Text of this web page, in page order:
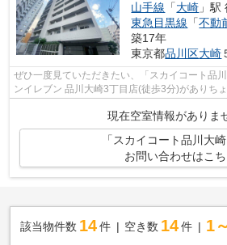
山手線 「大崎 」駅
東急目黒線 「不動
築17年
東京都品川区大崎
ぜひ一度見ていただきたい、「スカイコート品
ンイレブン 品川大崎3丁目店(徒歩3分)がありち
現在空室情報がありま
「スカイコート品川大
お問い合わせはこち
該当物件数 14件 空き数 14 件 1